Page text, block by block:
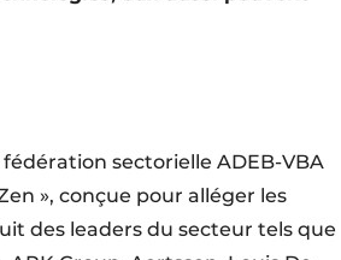
sectorielle ADEB-VBA
», conçue pour alléger les
des leaders du secteur tels que